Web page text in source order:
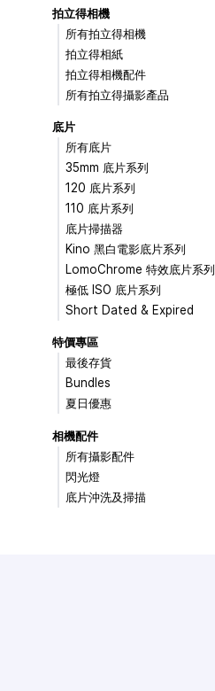
拍立得相機
所有拍立得相機
拍立得相紙
拍立得相機配件
所有拍立得攝影產品
底片
所有底片
35mm 底片系列
120 底片系列
110 底片系列
底片掃描器
Kino 黑白電影底片系列
LomoChrome 特效底片系列
極低 ISO 底片系列
Short Dated & Expired
特價專區
最後存貨
Bundles
夏日優惠
相機配件
所有攝影配件
閃光燈
底片沖洗及掃描